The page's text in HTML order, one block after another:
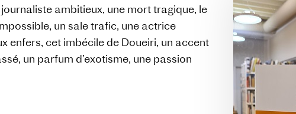
ambitieux, une mort tragique, le
un sale trafic, une actrice
enfers, cet imbécile de Doueiri, un accent
un parfum d’exotisme, une passion